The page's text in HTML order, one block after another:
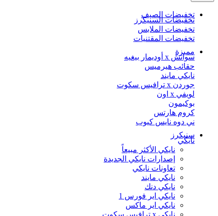
تخفيضات الصيف
تخفيضات السنيكرز
تخفيضات الملابس
تخفيضات المقتنيات
مميزة
سواتش x أوديمار بيغيه
حقائب هيرميس
نايكي مايند
جوردن x ترافيس سكوت
لويفي x اون
بوكيمون
كروم هارتس
ني دوه نايس كيوب
سنيكرز
نايكي
نايكي الأكثر مبيعاً
إصدارات نايكي الجديدة
تعاونات نايكي
نايكي مايند
نايكي دنك
نايكي اير فورس 1
نايكي اير ماكس
نايكي x ترافيس سكوت